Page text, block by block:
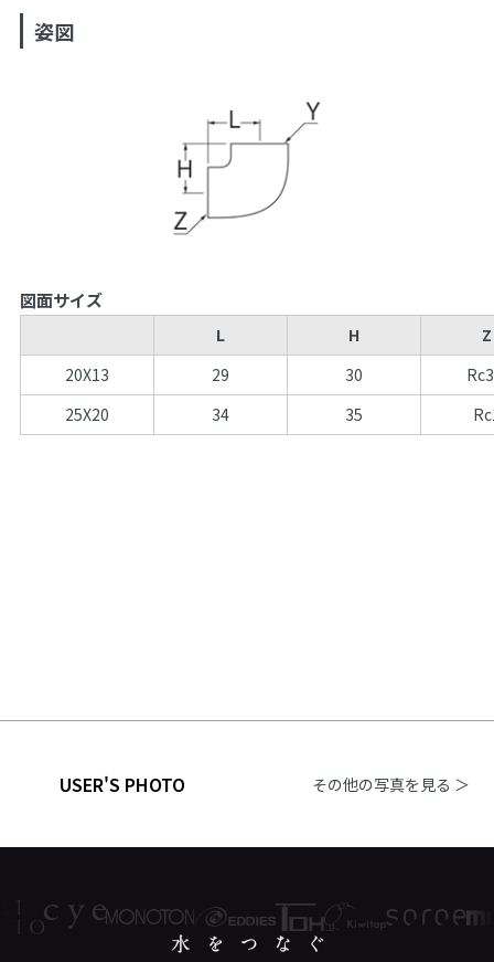
姿図
図面サイズ
L H
Z
20X13
29 30
25X20
34 35
USER'S PHOTO その他の写真を見る ＞